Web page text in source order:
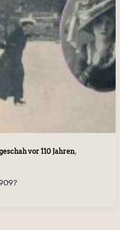
vor 110 Jahren,